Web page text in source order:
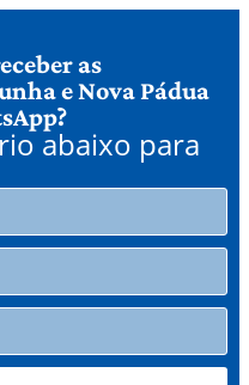
as
e Nova Pádua
abaixo para